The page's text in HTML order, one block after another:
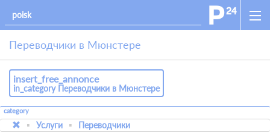
Переводчики в Мюнстере
insert_free_annonce
in_category Переводчики в Мюнстере
category
Услуги Переводчики